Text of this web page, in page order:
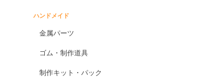
ハンドメイド
金属パーツ
ゴム・制作道具
制作キット・パック